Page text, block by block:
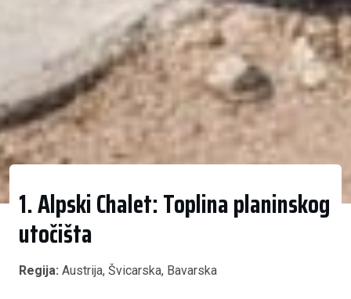
1. Alpski Chalet: Toplina planinskog
utočišta
Regija: Austrija, Švicarska, Bavarska